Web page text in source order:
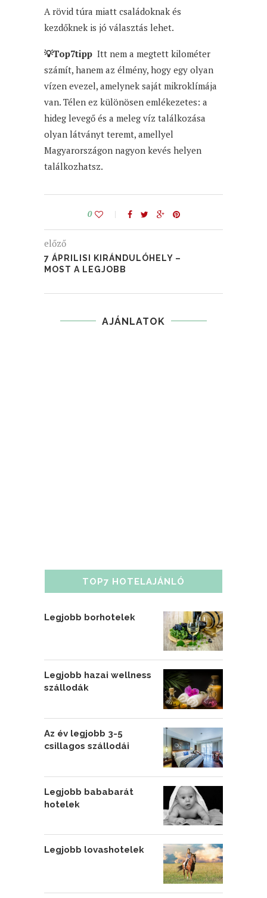
A rövid túra miatt családoknak és
kezdőknek is jó választás lehet.
💡Top7tipp Itt nem a megtett kilométer
számít, hanem az élmény, hogy egy olyan
vízen evezel, amelynek saját mikroklímája
van. Télen ez különösen emlékezetes: a
hideg levegő és a meleg víz találkozása
olyan látványt teremt, amellyel
Magyarországon nagyon kevés helyen
találkozhatsz.
0
előző
7 ÁPRILISI KIRÁNDULÓHELY –
MOST A LEGJOBB
AJÁNLATOK
TOP7 HOTELAJÁNLÓ
Legjobb borhotelek
Legjobb hazai wellness
szállodák
Az év legjobb 3-5
csillagos szállodái
Legjobb bababarát
hotelek
Legjobb lovashotelek